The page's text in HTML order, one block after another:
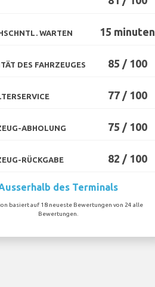
WARTEN 15 minuten
DES FAHRZEUGES 85 / 100
77 / 100
ABHOLUNG 75 / 100
RÜCKGABE 82 / 100
des Terminals
basiert auf 18 neueste Bewertungen von 24 alle
Bewertungen.